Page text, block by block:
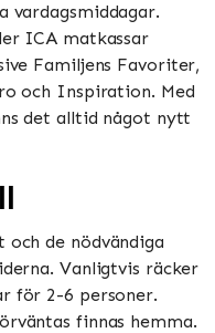
vardagsmiddagar.
ICA matkassar
Familjens Favoriter,
och Inspiration​​​​. Med
det alltid något nytt
de nödvändiga
Vanligtvis räcker
för 2-6 personer.
finnas hemma​​.